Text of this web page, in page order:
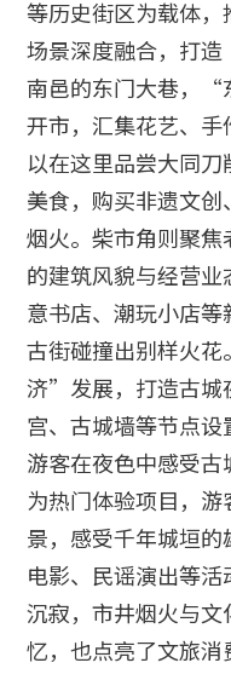
等历史街区为载体
场景深度融合，打
南邑的东门大巷，
开市，汇集花艺、
以在这里品尝大同
美食，购买非遗文
烟火。柴市角则聚
的建筑风貌与经营
意书店、潮玩小店
古街碰撞出别样火
济”发展，打造古城
宫、古城墙等节点
游客在夜色中感受
为热门体验项目，
景，感受千年城垣
电影、民谣演出等
沉寂，市井烟火与
忆，也点亮了文旅消